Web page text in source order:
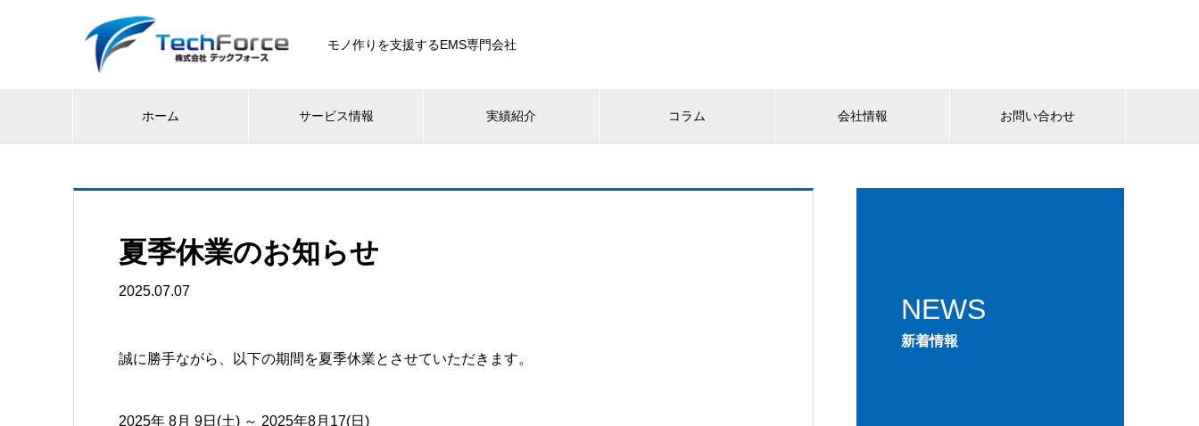
モノ作りを支援するEMS専門会社
ホーム サービス情報 実績紹介 コラム 会社情報 お問い合わせ
NEWS
新着情報
夏季休業のお知らせ
2025.07.07
誠に勝手ながら、以下の期間を夏季休業とさせていただきます。
2025年 8月 9日(土) ～ 2025年8月17(日)